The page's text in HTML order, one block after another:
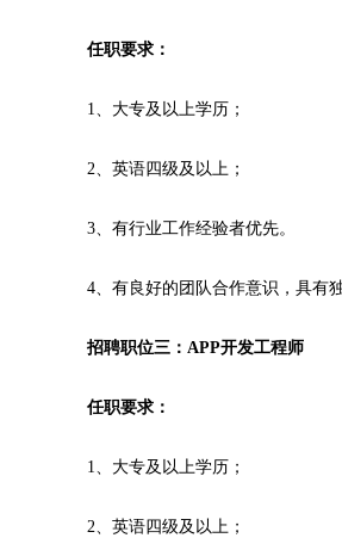
任职要求：
1、大专及以上学历；
2、英语四级及以上；
3、有行业工作经验者优先。
4、有良好的团队合作意识，具有
招聘职位三：APP开发工程师
任职要求：
1、大专及以上学历；
2、英语四级及以上；